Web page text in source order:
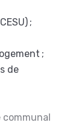
;
;
de